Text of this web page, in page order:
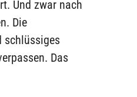
Und zwar nach
Die
schlüssiges
Das